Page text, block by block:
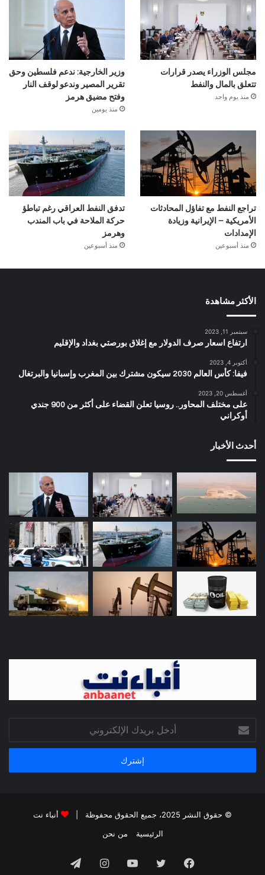
مجلس الوزراء يصدر قرارات
تتعلق بالمال والنفط
منذ يوم واحد
وزير الخارجية: ندعم فلسطين وحق
تقرير المصير وندعو لوقف النار
وفتح مضيق هرمز
منذ يومين
تراجع النفط مع تفاؤل المحادثات
الأمريكية – الإيرانية وزيادة
الإمدادات
منذ أسبوعين
تدفق النفط العراقي رغم تباطؤ
حركة الملاحة في باب المندب
وهرمز
منذ أسبوعين
الأكثر مشاهدة
سبتمبر 11, 2023
ارتفاع اسعار صرف الدولار مع إغلاق بورصتي بغداد والإقليم
أكتوبر 4, 2023
فيفا: كأس العالم 2030 سيكون مشترك بين المغرب وإسبانيا والبرتغال
أغسطس 20, 2023
على مختلف المحاور.. روسيا تعلن القضاء على أكثر من 900 جندي
أوكراني
أحدث الأخبار
بريدك
الإلكتروني
© حقوق النشر 2025، جميع الحقوق محفوظة |
أنباء نت
الرئيسية
من نحن
فيسبوك تويتر يوتيوبانستقرامتيلقرام